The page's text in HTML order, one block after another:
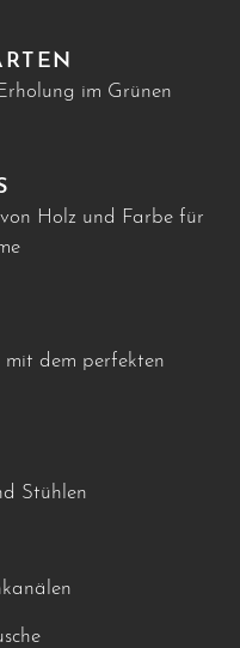
im Grünen
Holz und Farbe für
mit dem perfekten
Stühlen